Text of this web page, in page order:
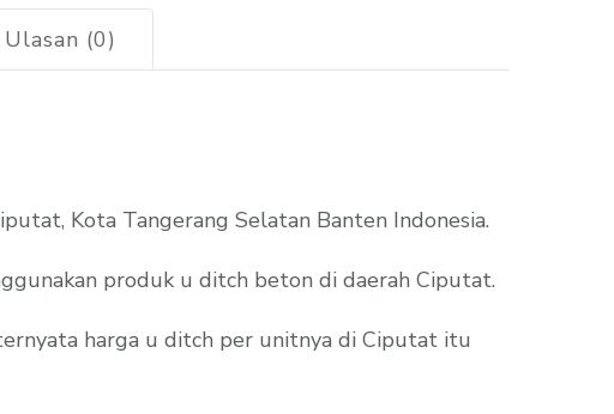
Ulasan (0)
Kota Tangerang Selatan Banten Indonesia.
produk u ditch beton di daerah Ciputat.
harga u ditch per unitnya di Ciputat itu